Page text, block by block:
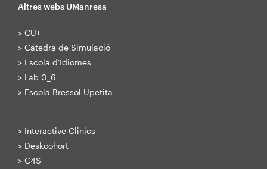
Altres webs UManresa
> CU+
> Cátedra de Simulació
> Escola d'Idiomes
> Lab 0_6
> Escola Bressol Upetita
> Interactive Clinics
> Deskcohort
> C4S